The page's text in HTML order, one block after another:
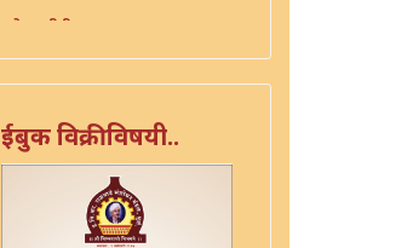
कोजागीरी पूजा - १८
गणपति पार्थिव पूजा - ५६
गुरुचिदंबराय - ३०
गुरोराधन - ८
ईबुक विक्रीविषयी..